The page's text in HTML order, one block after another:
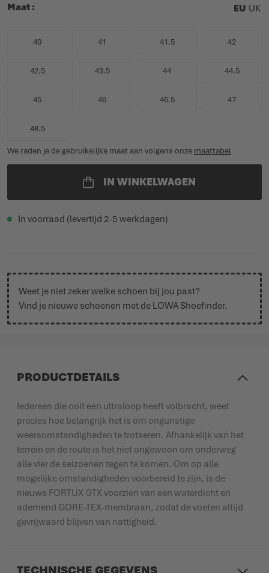
Maat EU UK
40 41 41.5 42
42.5 43.5 44 44.5
45 46 46.5 47
48.5
We raden je de gebruikelijke maat aan volgens onze maattabel
IN WINKELWAGEN
In voorraad (levertijd 2-5 werkdagen)
Weet je niet zeker welke schoen bij jou past?
Vind je nieuwe schoenen met de LOWA Shoefinder.
PRODUCTDETAILS
Iedereen die ooit een ultraloop heeft volbracht, weet
precies hoe belangrijk het is om ongunstige
weersomstandigheden te trotseren. Afhankelijk van het
terrein en de route is het niet ongewoon om onderweg
alle vier de seizoenen tegen te komen. Om op alle
mogelijke omstandigheden voorbereid te zijn, is de
nieuwe FORTUX GTX voorzien van een waterdicht en
ademend GORE-TEX-membraan, zodat de voeten altijd
gevrijwaard blijven van nattigheid.